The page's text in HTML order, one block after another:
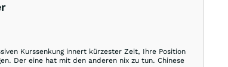
Kurssenkung innert kürzester Zeit, Ihre Position
Der eine hat mit den anderen nix zu tun. Chinese